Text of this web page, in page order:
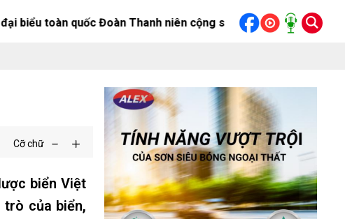
Đoàn Thanh niên cộng sản Hồ Chí Minh lần thứ XIIIBộ
Cỡ chữ
biển Việt
trò của biển,